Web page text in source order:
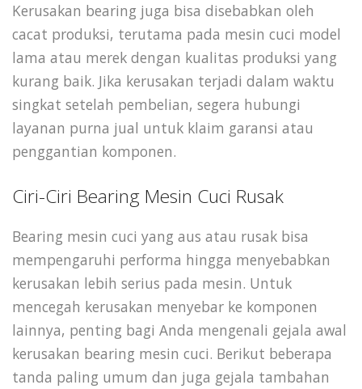
Kerusakan bearing juga bisa disebabkan oleh
cacat produksi, terutama pada mesin cuci model
lama atau merek dengan kualitas produksi yang
kurang baik. Jika kerusakan terjadi dalam waktu
singkat setelah pembelian, segera hubungi
layanan purna jual untuk klaim garansi atau
penggantian komponen.
Ciri-Ciri Bearing Mesin Cuci Rusak
Bearing mesin cuci yang aus atau rusak bisa
mempengaruhi performa hingga menyebabkan
kerusakan lebih serius pada mesin. Untuk
mencegah kerusakan menyebar ke komponen
lainnya, penting bagi Anda mengenali gejala awal
kerusakan bearing mesin cuci. Berikut beberapa
tanda paling umum dan juga gejala tambahan